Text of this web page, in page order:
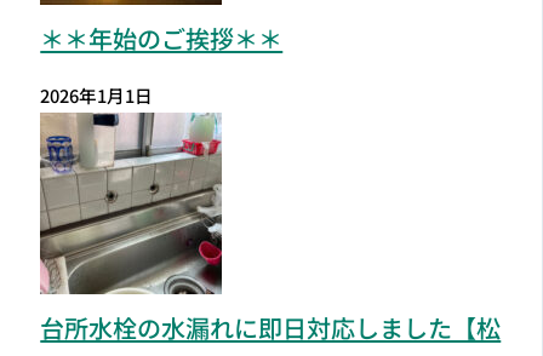
＊＊年始のご挨拶＊＊
2026年1月1日
台所水栓の水漏れに即日対応しました【松